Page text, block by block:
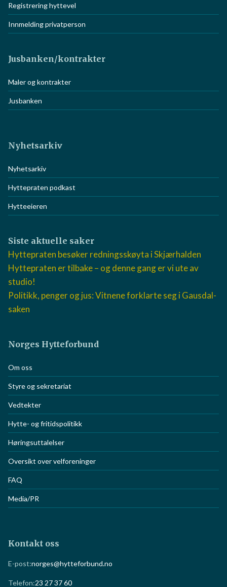
Registrering hyttevel
Innmelding privatperson
Jusbanken/kontrakter
Maler og kontrakter
Jusbanken
Nyhetsarkiv
Nyhetsarkiv
Hyttepraten podkast
Hytteeieren
Siste aktuelle saker
Hyttepraten besøker redningsskøyta i Skjærhalden
Hyttepraten er tilbake – og denne gang er vi ute av
studio!
Politikk, penger og jus: Vitnene forklarte seg i Gausdal-
saken
Norges Hytteforbund
Om oss
Styre og sekretariat
Vedtekter
Hytte- og fritidspolitikk
Høringsuttalelser
Oversikt over velforeninger
FAQ
Media/PR
Kontakt oss
E-post:norges@hytteforbund.no
Telefon:23 27 37 60